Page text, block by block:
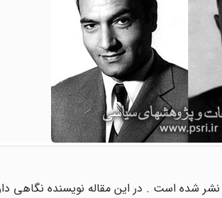
شده است . در این مقاله نویسنده نگاهی